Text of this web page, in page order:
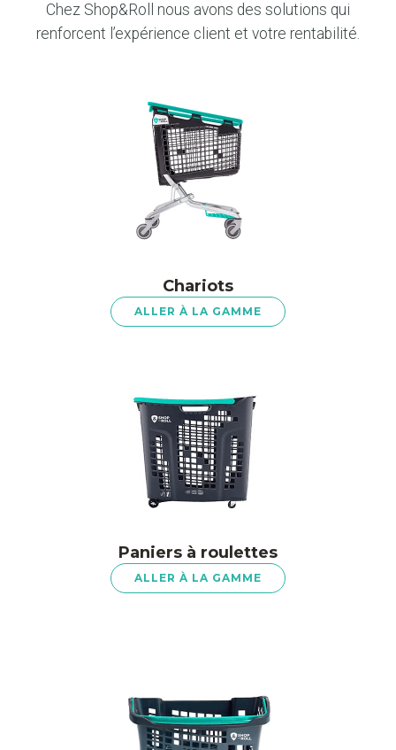
Chez Shop&Roll nous avons des solutions qui
renforcent l’expérience client et votre rentabilité.
Chariots
ALLER À LA GAMME
Paniers à roulettes
ALLER À LA GAMME